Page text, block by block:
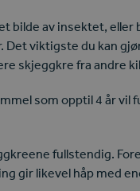
bilde av insektet, eller
viktigste du kan
skjeggkre fra andre
som opptil 4 år vil
fullstendig.
gir likevel håp med